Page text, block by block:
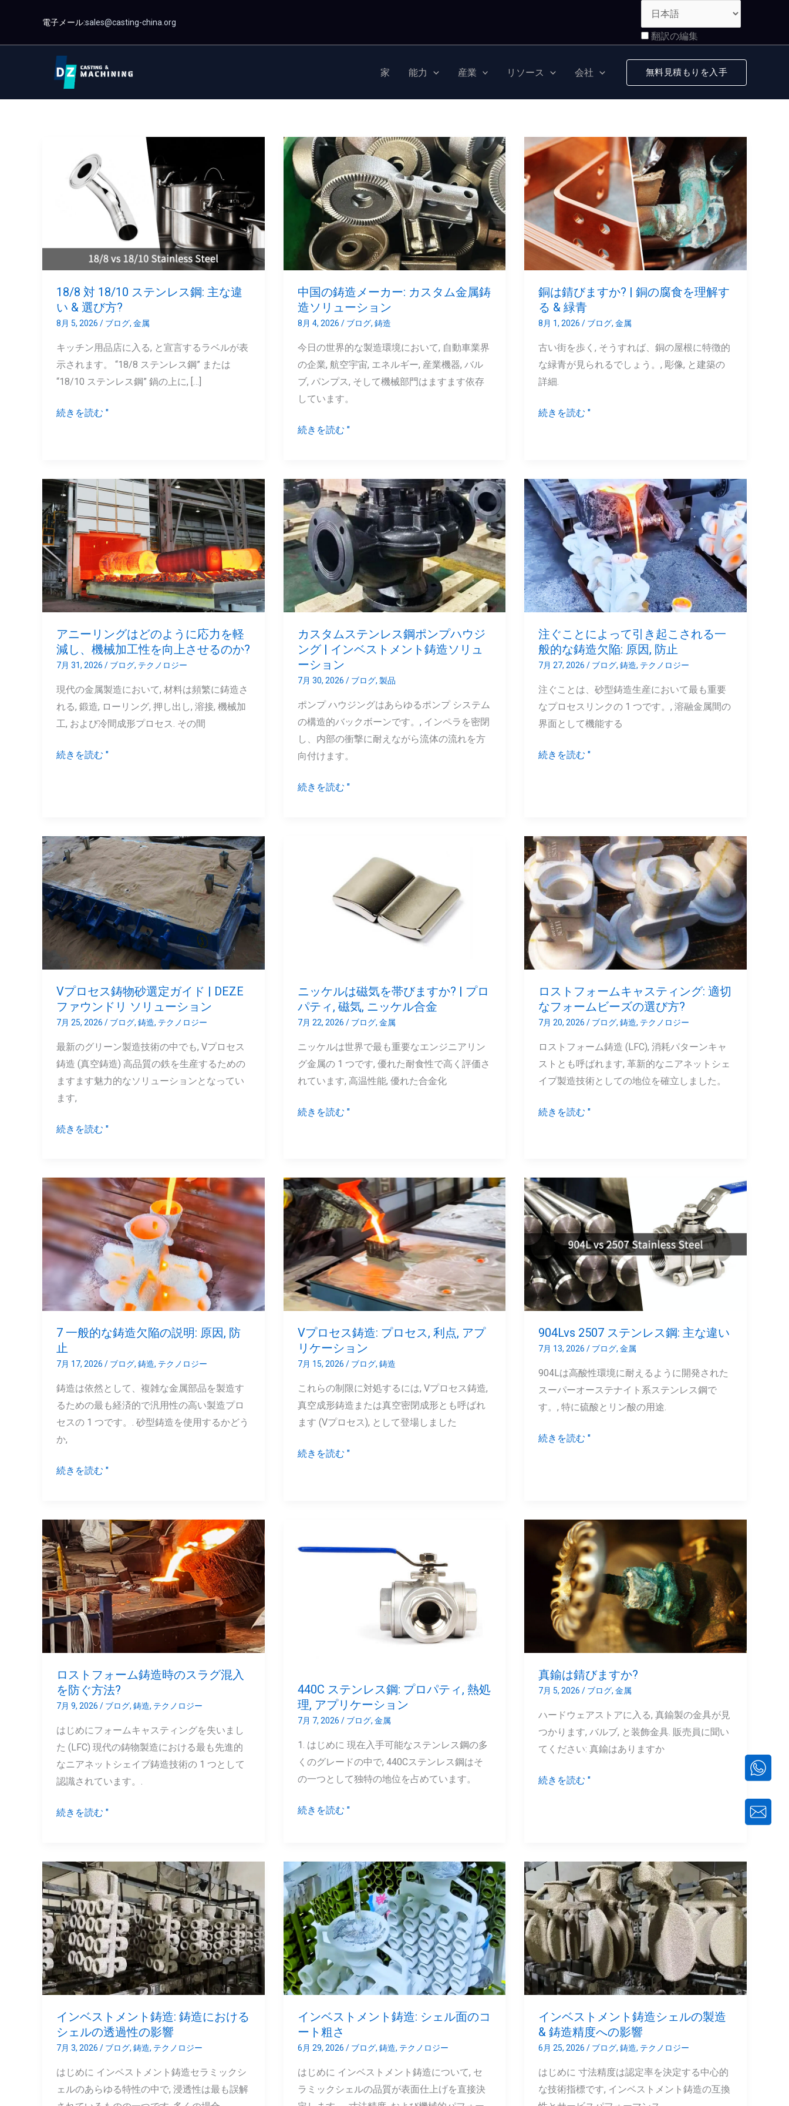
テ
電子メール:sales@casting-china.org
翻訳の編集
家 能力 産業 リソース 会社 無料見積もりを入手
18/8 対 18/10 ステンレス鋼: 主な違
い & 選び方?
8月 5, 2026 / ブログ, 金属
キッチン用品店に入る, と宣言するラベルが表
示されます。 “18/8 ステンレス鋼” または
“18/10 ステンレス鋼” 鍋の上に, […]
18/10
レ
主
な
い
&
選
方?
続きを読む "
中国の鋳造メーカー: カスタム金属鋳
造ソリューション
8月 4, 2026 / ブログ, 鋳造
今日の世界的な製造環境において, 自動車業界
の企業, 航空宇宙, エネルギー, 産業機器, バル
ブ, パンプス, そして機械部門はますます依存
しています。
中
国
の
鋳
カ
ス
ム
金
属
鋳
ソ
ー
シ
ョ
ン
続きを読む "
銅は錆びますか? | 銅の腐食を理解す
る & 緑青
8月 1, 2026/ ブログ,金属
古い街を歩く, そうすれば、銅の屋根に特徴的
な緑青が見られるでしょう。, 彫像, と建築の
詳細.
銅
錆
び
す
か?
の
腐
を
理
解
る
続きを読む "
アニーリングはどのように応力を軽
減し、機械加工性を向上させるのか?
7月 31, 2026 / ブログ, テクノロジー
現代の金属製造において, 材料は頻繁に鋳造さ
れる, 鍛造, ローリング, 押し出し, 溶接, 機械加
工, および冷間成形プロセス. その間
ア
ニ
ー
リ
ン
グ
は
よ
う
応
力
を
減
工
性
を
向
上
さ
か?
続きを読む "
カスタムステンレス鋼ポンプハウジ
ング | インベストメント鋳造ソリュ
ーション
7月 30, 2026 / ブログ, 製品
ポンプ ハウジングはあらゆるポンプ システム
の構造的バックボーンです。, インペラを密閉
し、内部の衝撃に耐えながら流体の流れを方
向付けます。
カ
ス
タ
ム
ス
テ
ン
レ
鋼
ポ
ハ
ウ
ジ
ン
|
リ
シ
ョ
ン
続きを読む "
注ぐことによって引き起こされる一
般的な鋳造欠陥: 原因, 防止
7月 27, 2026/ ブログ,鋳造, テクノロジー
注ぐことは、砂型鋳造生産において最も重要
なプロセスリンクの 1 つです。, 溶融金属間の
界面として機能する
注
ぐ
こ
と
に
よ
っ
て
き
起
さ
れ
る
般
欠
陥:
原
因,
防
止
続きを読む "
Vプロセス鋳物砂選定ガイド | DEZE
ファウンドリ ソリューション
7月 25, 2026 / ブログ, 鋳造, テクノロジー
最新のグリーン製造技術の中でも, Vプロセス
鋳造 (真空鋳造) 高品質の鉄を生産するための
ますます魅力的なソリューションとなってい
ます,
V
プ
ロ
ス
鋳
定
ガ
ド
|
DEZE
フ
ウ
リ
ソ
リ
ュ
ー
シ
続きを読む "
ニッケルは磁気を帯びますか? | プロ
パティ, 磁気, ニッケル合金
7月 22, 2026 / ブログ, 金属
ニッケルは世界で最も重要なエンジニアリン
グ金属の 1 つです, 優れた耐食性で高く評価さ
れています, 高温性能, 優れた合金化
び
ま
か?
|
プ
パ
気,
ニ
ッ
ケ
ル
合
金
続きを読む "
ロストフォームキャスティング: 適切
なフォームビーズの選び方?
7月 20, 2026/ ブログ,鋳造, テクノロジー
ロストフォーム鋳造 (LFC), 消耗パターンキャ
ストとも呼ばれます, 革新的なニアネットシェ
イプ製造技術としての地位を確立しました。
ロ
ス
ト
フ
ォ
ー
ム
キ
ス
テ
ン
グ:
適
な
ム
ビ
ー
ズ
の
選
び
方?
続きを読む "
7 一般的な鋳造欠陥の説明: 原因, 防
止
7月 17, 2026 / ブログ, 鋳造, テクノロジー
鋳造は依然として、複雑な金属部品を製造す
るための最も経済的で汎用性の高い製造プロ
セスの 1 つです。. 砂型鋳造を使用するかどう
か,
7
一
般
的
な
鋳
の
説
原
因,
防
止
続きを読む "
Vプロセス鋳造: プロセス, 利点, アプ
リケーション
7月 15, 2026 / ブログ, 鋳造
これらの制限に対処するには, Vプロセス鋳造,
真空成形鋳造または真空密閉成形とも呼ばれ
ます (Vプロセス), として登場しました
V
プ
ロ
セ
ス
鋳
造:
プ
セ
ス,
点,
ア
プ
ケ
続きを読む "
904Lvs 2507 ステンレス鋼: 主な違い
7月 13, 2026/ ブログ,金属
904Lは高酸性環境に耐えるように開発された
スーパーオーステナイト系ステンレス鋼で
す。, 特に硫酸とリン酸の用途.
904Lvs
2507
ス
テ
ン
レ
ス
鋼:
な
違
い
続きを読む "
ロストフォーム鋳造時のスラグ混入
を防ぐ方法?
7月 9, 2026 / ブログ, 鋳造, テクノロジー
はじめにフォームキャスティングを失いまし
た (LFC) 現代の鋳物製造における最も先進的
なニアネットシェイプ鋳造技術の 1 つとして
認識されています。.
ロ
ス
ト
フ
ォ
ー
ム
鋳
時
の
ラ
グ
混
入
防
法?
続きを読む "
440C ステンレス鋼: プロパティ, 熱処
理, アプリケーション
7月 7, 2026 / ブログ, 金属
1. はじめに 現在入手可能なステンレス鋼の多
くのグレードの中で, 440Cステンレス鋼はそ
の一つとして独特の地位を占めています。
ス
テ
ィ,
処
理,
ア
リ
シ
ョ
ン
続きを読む "
真鍮は錆びますか?
7月 5, 2026/ ブログ,金属
ハードウェアストアに入る, 真鍮製の金具が見
つかります, バルブ, と装飾金具. 販売員に聞い
てください: 真鍮はありますか
続きを読む "
インベストメント鋳造: 鋳造における
シェルの透過性の影響
7月 3, 2026 / ブログ, 鋳造, テクノロジー
はじめに インベストメント鋳造セラミックシ
ェルのあらゆる特性の中で, 浸透性は最も誤解
イ
ン
ベ
ス
ト
メ
ン
ト
造:
鋳
に
お
インベストメント鋳造: シェル面のコ
ート粗さ
6月 29, 2026 / ブログ, 鋳造, テクノロジー
はじめに インベストメント鋳造について, セ
ラミックシェルの品質が表面仕上げを直接決
イ
ン
ベ
ス
ト
メ
ン
ト
造:
ル
面
インベストメント鋳造シェルの製造
& 鋳造精度への影響
6月 25, 2026/ ブログ,鋳造, テクノロジー
はじめに 寸法精度は認定率を決定する中心的
な技術指標です, インベストメント鋳造の互換
イ
ン
ベ
ス
ト
メ
ン
ト
造
シ
ル
の